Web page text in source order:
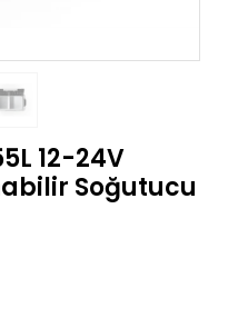
12-24V
Soğutucu